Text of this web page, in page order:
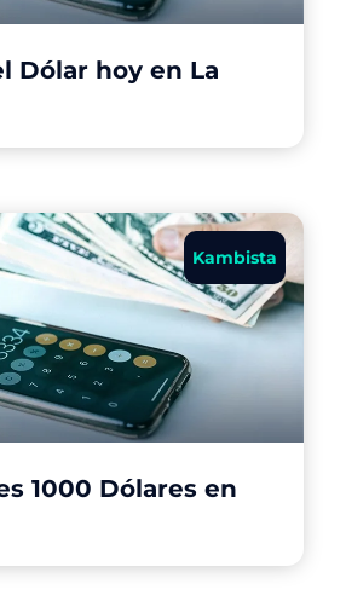
Dólar hoy en La
Kambista
1000 Dólares en